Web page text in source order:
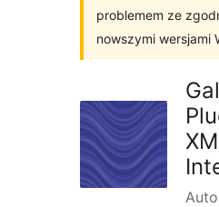
problemem ze
nowszymi wersjami